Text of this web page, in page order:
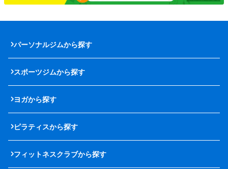
パーソナルジムから探す
スポーツジムから探す
ヨガから探す
ピラティスから探す
フィットネスクラブから探す